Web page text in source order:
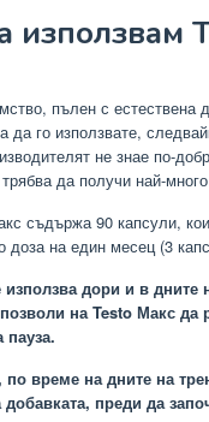
използвам
пълен с естествена
да го използвате,
не знае по-
да получи най-
съдържа 90 капсули,
доза на един месец (3
дори и в дните
на Testo Макс да
пауза.
време на дните на
преди да